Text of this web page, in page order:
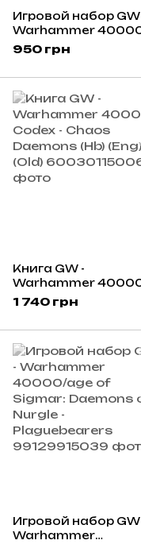
Игровой набор GW
Warhammer
Apocalypse
Datasheets: Chaos
950 грн
Книга GW -
Warhammer
Codex - Chaos
Daemons (Hb) (Eng)
1 740 грн
Игровой набор GW
Warhammer